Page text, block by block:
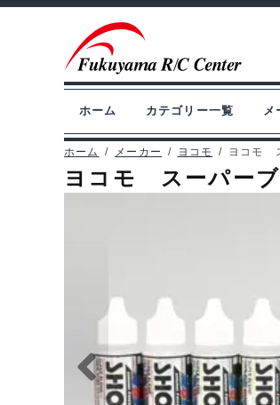
ビ
ゲ
ョ
ン
ン
テ
へ
ス
ホーム カテゴリー一覧 メ
ホーム / メーカー / ヨコモ / ヨコモ
ヨコモ スーパー